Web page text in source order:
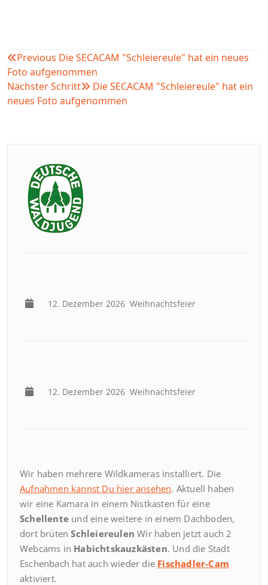
Beitragsnavigation
Previous Die SECACAM "Schleiereule" hat ein neues
Foto aufgenommen
Nächster Schritt
Die SECACAM "Schleiereule" hat ein
neues Foto aufgenommen
12. Dezember 2026 Weihnachtsfeier
12. Dezember 2026 Weihnachtsfeier
Wir haben mehrere Wildkameras installiert. Die
Aufnahmen kannst Du hier ansehen. Aktuell haben
wir eine Kamara in einem Nistkasten für eine
Schellente und eine weitere in einem Dachboden,
dort brütenSchleiereulen Wir haben jetzt auch 2
Webcams in Habichtskauzkästen. Und die Stadt
Eschenbach hat auch wieder die Fischadler-Cam
aktiviert.